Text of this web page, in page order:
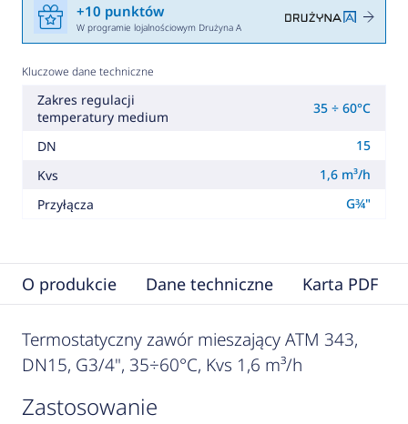
+10 punktów
W programie lojalnościowym Drużyna A
Kluczowe dane techniczne
Zakres regulacji
temperatury medium
35 ÷ 60°C
DN
15
Kvs
1,6 m³/h
Przyłącza
G¾"
O produkcie Dane techniczne Karta PDF
Termostatyczny zawór mieszający ATM 343,
DN15, G3/4", 35÷60°C, Kvs 1,6 m³/h
zastosowanie